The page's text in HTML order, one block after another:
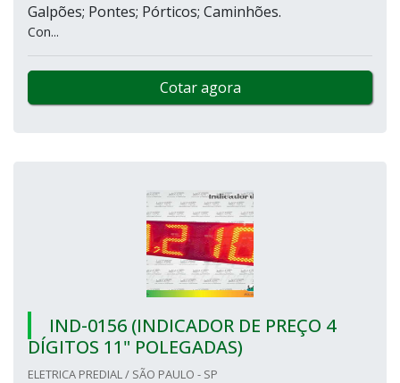
Galpões; Pontes; Pórticos; Caminhões.
Con...
Cotar agora
IND-0156 (INDICADOR DE PREÇO 4
DÍGITOS 11" POLEGADAS)
ELETRICA PREDIAL / SÃO PAULO - SP